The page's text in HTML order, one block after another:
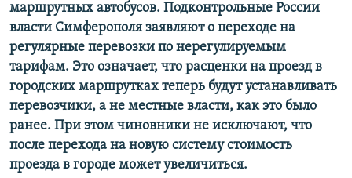
маршрутных автобусов. Подконтрольные России
власти Симферополя заявляют о переходе на
регулярные перевозки по нерегулируемым
тарифам. Это означает, что расценки на проезд в
городских маршрутках теперь будут устанавливать
перевозчики, а не местные власти, как это было
ранее. При этом чиновники не исключают, что
после перехода на новую систему стоимость
проезда в городе может увеличиться.